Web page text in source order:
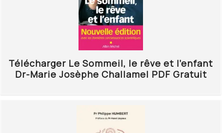
Télécharger Le Sommeil, le rêve et l’enfant
Dr-Marie Josèphe Challamel PDF Gratuit